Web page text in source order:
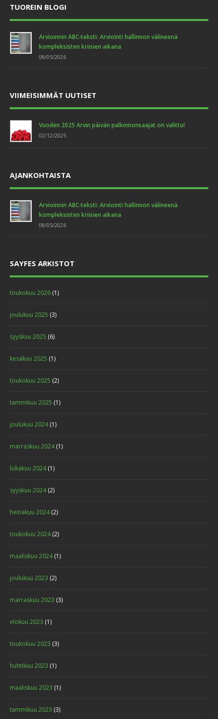
TUOREIN BLOGI
Arvioinnin ABC-teksti: Arviointi hallinnon välineenä
kompleksisten kriisien aikana
08/05/2026
VIIMEISIMMÄT UUTISET
Vuoden 2025 Arvin päivän palkinnonsaajat on valittu!
02/12/2025
AJANKOHTAISTA
Arvioinnin ABC-teksti: Arviointi hallinnon välineenä
kompleksisten kriisien aikana
08/05/2026
SAYFES ARKISTOT
toukokuu 2026 (1)
joulukuu 2025 (3)
syyskuu 2025 (6)
kesäkuu 2025 (1)
toukokuu 2025 (2)
tammikuu 2025 (1)
joulukuu 2024(1)
marraskuu 2024(1)
lokakuu 2024(1)
syyskuu 2024(2)
heinäkuu 2024(2)
toukokuu 2024(2)
maaliskuu 2024(1)
joulukuu 2023 (2)
marraskuu 2023 (3)
elokuu 2023 (1)
toukokuu 2023 (3)
huhtikuu 2023 (1)
maaliskuu 2023 (1)
tammikuu 2023 (3)